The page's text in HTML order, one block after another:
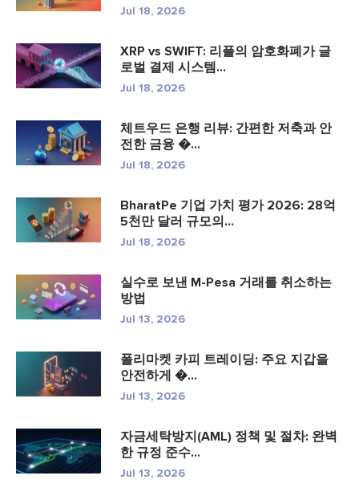
Jul 18, 2026
XRP vs SWIFT: 리플의 암호화폐가 글
로벌 결제 시스템...
Jul 18, 2026
체트우드 은행 리뷰: 간편한 저축과 안
전한 금융 �...
Jul 18, 2026
BharatPe 기업 가치 평가 2026: 28억
5천만 달러 규모의...
Jul 18, 2026
실수로 보낸 M-Pesa 거래를 취소하는
방법
Jul 13, 2026
폴리마켓 카피 트레이딩: 주요 지갑을
안전하게 �...
Jul 13, 2026
자금세탁방지(AML) 정책 및 절차: 완벽
한 규정 준수...
Jul 13, 2026